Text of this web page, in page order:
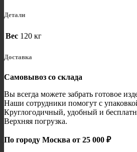
Детали
Вес 120 кг
Доставка
Самовывоз со склада
Вы всегда можете забрать готовое
Наши сотрудники помогут с
Круглогодичный, удобный и
Верхняя погрузка.
По городу Москва от 25 000 ₽